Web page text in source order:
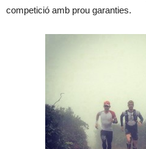
competició amb prou garanties.